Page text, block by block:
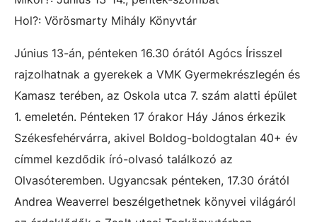
Hol?: Vörösmarty Mihály Könyvtár
Június 13-án, pénteken 16.30 órától Agócs Írisszel
rajzolhatnak a gyerekek a VMK Gyermekrészlegén és
Kamasz terében, az Oskola utca 7. szám alatti épület
1. emeletén. Pénteken 17 órakor Háy János érkezik
Székesfehérvárra, akivel Boldog-boldogtalan 40+ év
címmel kezdődik író-olvasó találkozó az
Olvasóteremben. Ugyancsak pénteken, 17.30 órától
Andrea Weaverrel beszélgethetnek könyvei világáról